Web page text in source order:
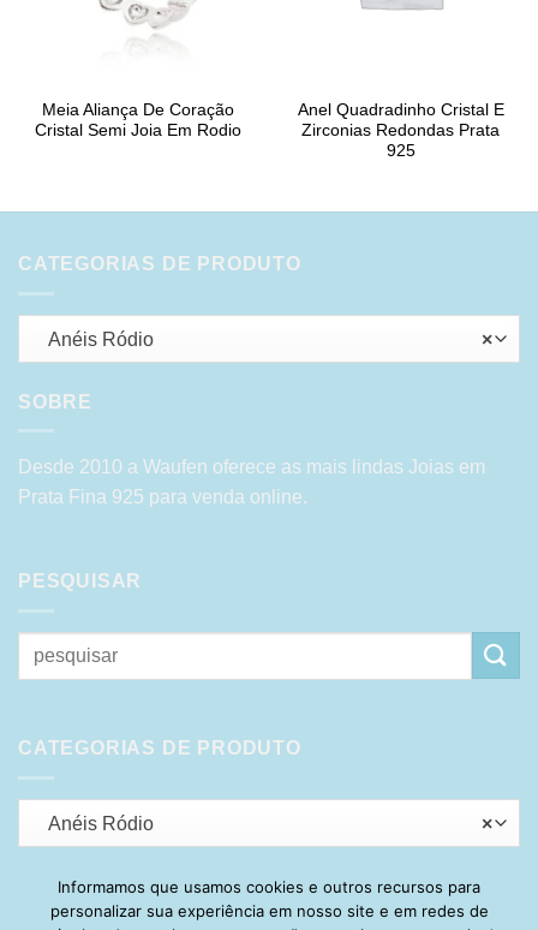
Meia Aliança De Coração
Cristal Semi Joia Em Rodio
Anel Quadradinho Cristal E
Zirconias Redondas Prata
925
CATEGORIAS DE PRODUTO
×
Anéis Ródio
SOBRE
Desde 2010 a Waufen oferece as mais lindas Joias em
Prata Fina 925 para venda online.
PESQUISAR
Pesquisar
por:
CATEGORIAS DE PRODUTO
×
Anéis Ródio
Visa PayPal Stripe MasterCard
Cash
Informamos que usamos cookies e outros recursos para
personalizar sua experiência em nosso site e em redes de